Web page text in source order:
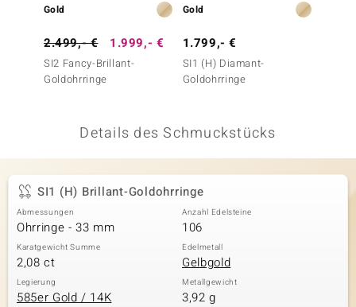
BY DE MELO
Collection
Gold
2.499,- € 1.999,- €
SI2 Fancy-Brillant-
Goldohrringe
Gold
1.799,- €
SI1 (H) Diamant-
Goldohrringe
Details des Schmuckstücks
SI1 (H) Brillant-Goldohrringe
Abmessungen
Ohrringe - 33 mm
Anzahl Edelsteine
106
Karatgewicht Summe
2,08 ct
Edelmetall
Gelbgold
Legierung
585er Gold / 14K
Metallgewicht
3,92 g